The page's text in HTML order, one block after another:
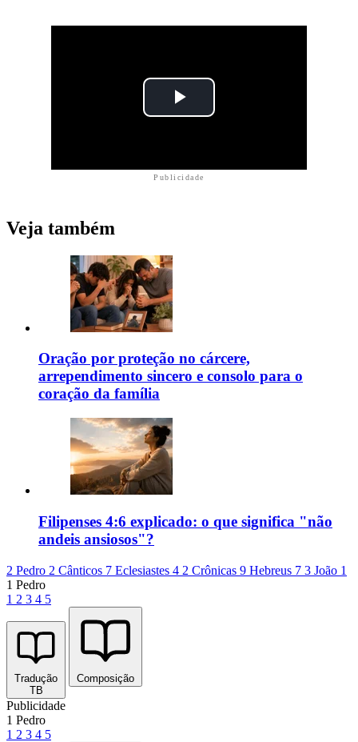
Publicidade
Veja também
Oração por proteção no cárcere,
arrependimento sincero e consolo para o
coração da família
Filipenses 4:6 explicado: o que significa "não
andeis ansiosos"?
2 Pedro 2 Cânticos 7 Eclesiastes 4 2 Crônicas 9 Hebreus 7 3 João 1
1 Pedro
1 2 3 4 5
Tradução
TB
Composição
Publicidade
1 Pedro
1 2 3 4 5